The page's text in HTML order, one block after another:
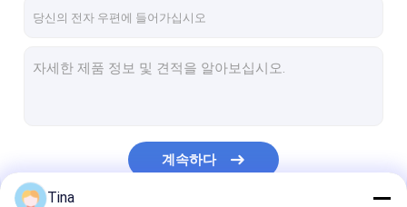
C형 여성 커넥터
입력/출력 커넥터
계속하다
Tina